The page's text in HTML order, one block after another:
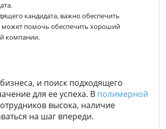
кандидата, важно обеспечить
может помочь обеспечить хороший
компании.
и поиск подходящего
для ее успеха. В полимерной
высока, наличие
на шаг впереди.